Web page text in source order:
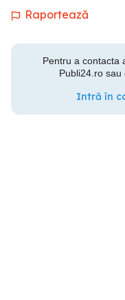
Raportează
Pentru a contacta
Publi24.ro
Intră în